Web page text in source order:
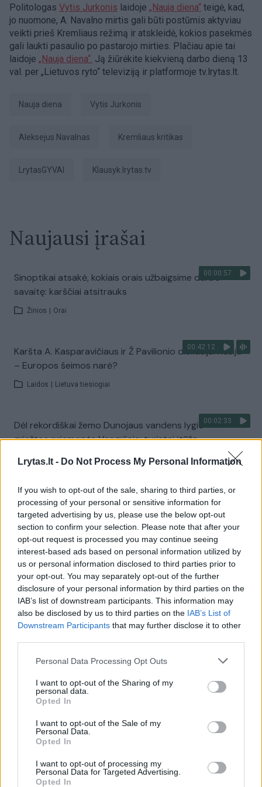
Lrytas.lt - Do Not Process My Personal Information
If you wish to opt-out of the sale, sharing to third parties, or
processing of your personal or sensitive information for
targeted advertising by us, please use the below opt-out
section to confirm your selection. Please note that after your
opt-out request is processed you may continue seeing
interest-based ads based on personal information utilized by
us or personal information disclosed to third parties prior to
your opt-out. You may separately opt-out of the further
disclosure of your personal information by third parties on the
IAB’s list of downstream participants. This information may
also be disclosed by us to third parties on the IAB’s List of
Downstream Participants that may further disclose it to other
Personal Data Processing Opt Outs
I want to opt-out of the Sharing of my
personal data.
Opted In
I want to opt-out of the Sale of my
Personal Data.
Opted In
I want to opt-out of processing my
Personal Data for Targeted Advertising.
Opted In
Politologas Vytis Jurkonis laidoje „Nauja diena“ teigė, kad,
jo nuomone, A. Navalno mirtis gali būti postūmis aktyviau
veikti prieš Kremliaus režimą ir atskleidė, kokios pasekmės
gali laukti pasaulio po pastarojo mirties. Plačiau apie tai
laidoje „Nauja diena“. Ją žiūrėkite kiekvieną darbo dieną 13
val. per „Lietuvos ryto“ televiziją ir platformoje tv.lrytas.lt.
Nauja diena Vytis Jurkonis
Aleksejus Navalnas Kremliaus kritikas
LrytasGYVAI Klausyk lrytas.tv
Naujausi įrašai
00:00:57
Sinoptikai atsakė, kokiais orais užbaigsime darbo
savaitę: karščiai atsitrauks
Žinios Orai
00:42:12
Karšta A. Kasparavičiaus ir Ž Pavilionio diskusija: Rusija
– Europos šeimos narė?
Laidos Lietuva tiesiogiai
00:02:33
Dėl rekordiškai žemo Dunojaus vandens lygio –
griežtos priemonės Vengrijoje: turistai įtūžę
Žinios | Pasaulis
00:04:00
Kuprines pasvėrę specialistai įspėja apie pavojingą
įprotį: tą daro daugiau nei pusė pradinukų
Žinios | Lietuvos diena
Visi įrašai
Žiūrimiausi įrašai
00:00:30
Vaizdai iš tragiškos avarijos Vilniaus r.: dviejų moterų ir
vaiko gyvybių išgelbėti nepavyko
Žinios | Lietuvos diena
Savaitės vidurys nusimato karštas: temperatūra kils iki
Žinios | Orai